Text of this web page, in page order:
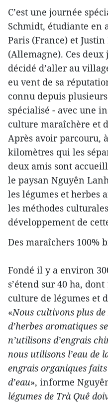
C’est une journée
Schmidt, étudiante en
Paris (France) et
(Allemagne). Ces
décidé d’aller au
eu vent de sa
connu depuis
spécialisé - avec une
culture maraîchère et
Après avoir parcouru,
kilomètres qui les
deux amis sont
le paysan Nguyên
les légumes et herbes
les méthodes
développement de
Des maraîchers 100%
Fondé il y a environ
s’étend sur 40 ha,
culture de légumes et
«Nous cultivons plus
d’herbes aromatiques
n’utilisons d’engrais
nous utilisons l’eau de
engrais organiques
d’eau», informe
légumes de Trà Quê